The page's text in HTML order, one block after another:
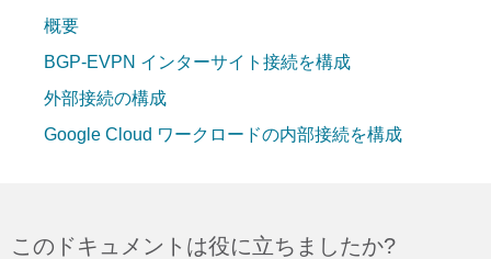
概要
BGP-EVPN インターサイト接続を構成
外部接続の構成
Google Cloud ワークロードの内部接続を構成
このドキュメントは役に立ちましたか?